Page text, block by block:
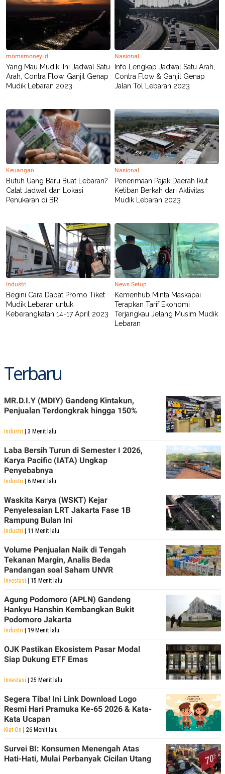
momsmoney.id
Yang Mau Mudik, Ini Jadwal Satu
Arah, Contra Flow, Ganjil Genap
Mudik Lebaran 2023
Nasional
Info Lengkap Jadwal Satu Arah,
Contra Flow & Ganjil Genap
Jalan Tol Lebaran 2023
Keuangan
Butuh Uang Baru Buat Lebaran?
Catat Jadwal dan Lokasi
Penukaran di BRI
Nasional
Penerimaan Pajak Daerah Ikut
Ketiban Berkah dari Aktivitas
Mudik Lebaran 2023
Industri
Begini Cara Dapat Promo Tiket
Mudik Lebaran untuk
Keberangkatan 14-17 April 2023
News Setup
Kemenhub Minta Maskapai
Terapkan Tarif Ekonomi
Terjangkau Jelang Musim Mudik
Lebaran
Terbaru
MR.D.I.Y (MDIY) Gandeng Kintakun,
Penjualan Terdongkrak hingga 150%
Industri | 3 Menit lalu
Laba Bersih Turun di Semester I 2026,
Karya Pacific (IATA) Ungkap
Penyebabnya
Industri | 6 Menit lalu
Waskita Karya (WSKT) Kejar
Penyelesaian LRT Jakarta Fase 1B
Rampung Bulan Ini
Industri | 11 Menit lalu
Volume Penjualan Naik di Tengah
Tekanan Margin, Analis Beda
Pandangan soal Saham UNVR
Investasi | 15 Menit lalu
Agung Podomoro (APLN) Gandeng
Hankyu Hanshin Kembangkan Bukit
Podomoro Jakarta
Industri | 19 Menit lalu
OJK Pastikan Ekosistem Pasar Modal
Siap Dukung ETF Emas
Investasi | 25 Menit lalu
Segera Tiba! Ini Link Download Logo
Resmi Hari Pramuka Ke-65 2026 & Kata-
Kata Ucapan
Kiat On | 26 Menit lalu
Survei BI: Konsumen Menengah Atas
Hati-Hati, Mulai Perbanyak Cicilan Utang